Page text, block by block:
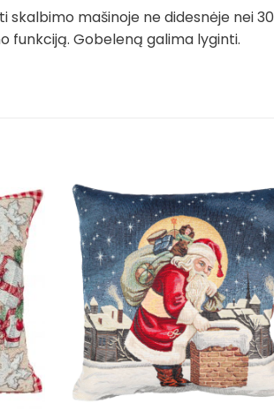
mašinoje ne didesnėje nei 30
funkciją. Gobeleną galima lyginti.